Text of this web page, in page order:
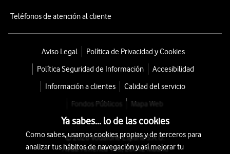
Teléfonos de atención al cliente
Aviso Legal
Política de Privacidad y Cookies
Política Seguridad de Información
Accesibilidad
Información a clientes
Calidad del servicio
Fondos Públicos
Mapa Web
© 2026 Vodafone España S.A.U.
Avda. América 115, 28042 Madrid
Ya sabes... lo de las cookies
Como sabes, usamos cookies propias y de terceros para
analizar tus hábitos de navegación y así mejorar tu